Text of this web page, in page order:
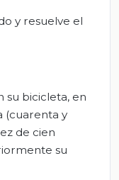
y resuelve el
su bicicleta, en
(cuarenta y
de cien
su